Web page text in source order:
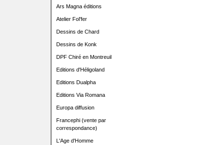
Ars Magna éditions
Atelier Fol'fer
Dessins de Chard
Dessins de Konk
DPF Chiré en Montreuil
Editions d'Héligoland
Editions Dualpha
Editions Via Romana
Europa diffusion
Francephi (vente par
correspondance)
L'Age d'Homme